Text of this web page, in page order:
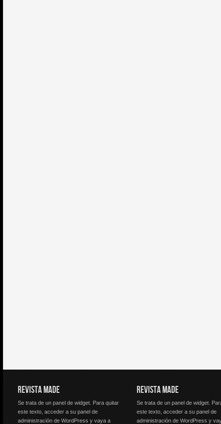
REVISTA MADE
Se trata de un panel de widget. Para quitar
este texto, acceder a su panel de
administración de WordPress y vaya a
REVISTA MADE
Se trata de un panel de widget.
este texto, acceder a su panel de
administración de WordPress y